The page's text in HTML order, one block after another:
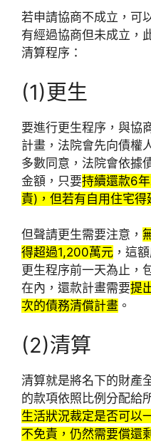
若申請協商不成立，可
有經過協商但未成立，
清算程序：
(1)更生
要進行更生程序，與協
計畫，法院會先向債權
多數同意，法院會依據
金額，只要持續還款6
責)，但若有自用住宅得
但聲請更生需要注意，
得超過1,200萬元 ，這
更生程序前一天為止，
在內，還款計畫需要提
次的債務清償計畫 。
(2)清算
清算就是將名下的財產
的款項依照比例分配給
生活狀況裁定是否可以
不免責，仍然需要償還